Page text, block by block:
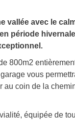
vallée avec le
période
800m2
vous
coin de la
équipée de